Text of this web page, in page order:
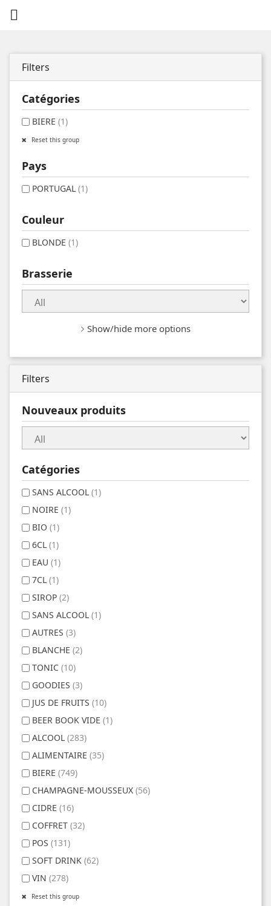

Filters
Catégories
BIERE (1)
Reset this group
Pays
PORTUGAL (1)
Couleur
BLONDE (1)
Brasserie
Show/hide more options
Filters
Nouveaux produits
Catégories
SANS ALCOOL (1)
NOIRE (1)
BIO (1)
6CL (1)
EAU (1)
7CL (1)
SIROP (2)
SANS ALCOOL (1)
AUTRES (3)
BLANCHE (2)
TONIC (10)
GOODIES (3)
JUS DE FRUITS (10)
BEER BOOK VIDE (1)
ALCOOL (283)
ALIMENTAIRE (35)
BIERE (749)
CHAMPAGNE-MOUSSEUX (56)
CIDRE (16)
COFFRET (32)
POS (131)
SOFT DRINK (62)
VIN (278)
Reset this group